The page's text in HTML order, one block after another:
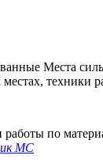
Места
техники
работы по
МС